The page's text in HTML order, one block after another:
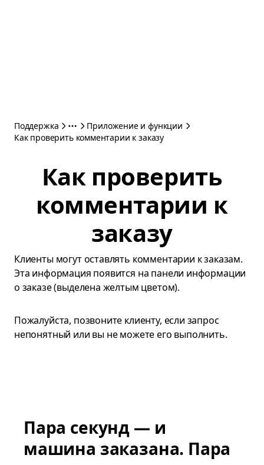
Поддержка
Приложение и функции
Как проверить комментарии к заказу
Как проверить
комментарии к
заказу
Клиенты могут оставлять комментарии к заказам.
Эта информация появится на панели информации
о заказе (выделена желтым цветом).
Пожалуйста, позвоните клиенту, если запрос
непонятный или вы не можете его выполнить.
Пара секунд — и
машина заказана. Пара